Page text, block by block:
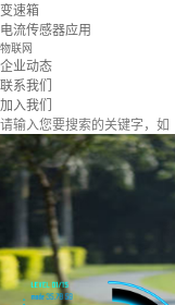
变速箱
电流传感器应用
物联网
企业动态
联系我们
加入我们